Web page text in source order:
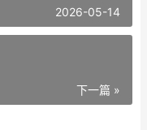
2026-05-14
下一篇 »